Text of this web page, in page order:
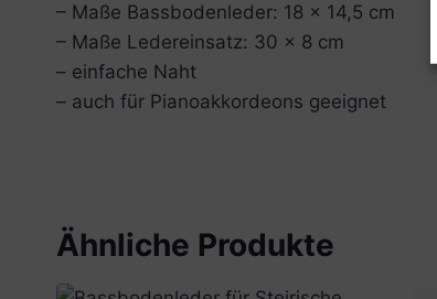
– Maße Bassbodenleder: 18 x 14,5 cm
– Maße Ledereinsatz: 30 x 8 cm
– einfache Naht
– auch für Pianoakkordeons geeignet
Ähnliche Produkte